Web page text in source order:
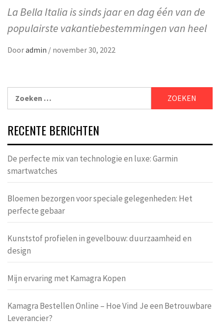
La Bella Italia is sinds jaar en dag één van de
populairste vakantiebestemmingen van heel
Dooradmin / november 30, 2022
naar:
RECENTE BERICHTEN
De perfecte mix van technologie en luxe: Garmin
smartwatches
Bloemen bezorgen voor speciale gelegenheden: Het
perfecte gebaar
Kunststof profielen in gevelbouw: duurzaamheid en
design
Mijn ervaring met Kamagra Kopen
Kamagra Bestellen Online – Hoe Vind Je een Betrouwbare
Leverancier?